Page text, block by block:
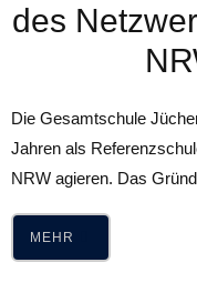
des
Die Gesamtschule
Jahren als
NRW agieren. Das
MEHR